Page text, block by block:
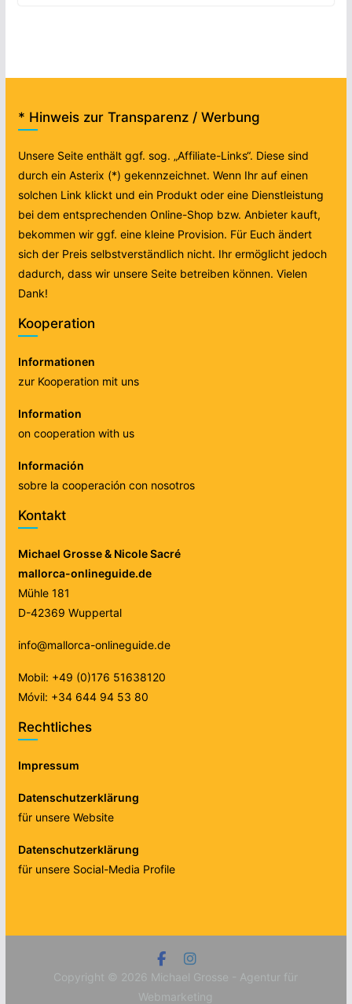
* Hinweis zur Transparenz / Werbung
Unsere Seite enthält ggf. sog. „Affiliate-Links“. Diese sind
durch ein Asterix (*) gekennzeichnet. Wenn Ihr auf einen
solchen Link klickt und ein Produkt oder eine Dienstleistung
bei dem entsprechenden Online-Shop bzw. Anbieter kauft,
bekommen wir ggf. eine kleine Provision. Für Euch ändert
sich der Preis selbstverständlich nicht. Ihr ermöglicht jedoch
dadurch, dass wir unsere Seite betreiben können. Vielen
Dank!
Kooperation
Informationen
zur Kooperation mit uns
Information
on cooperation with us
Información
sobre la cooperación con nosotros
Kontakt
Michael Grosse & Nicole Sacré
mallorca-onlineguide.de
Mühle 181
D-42369 Wuppertal
info@mallorca-onlineguide.de
Mobil: +49 (0)176 51638120
Móvil: +34 644 94 53 80
Rechtliches
Impressum
Datenschutzerklärung
für unsere Website
Datenschutzerklärung
für unsere Social-Media Profile
Copyright © 2026 Michael Grosse - Agentur für
Webmarketing